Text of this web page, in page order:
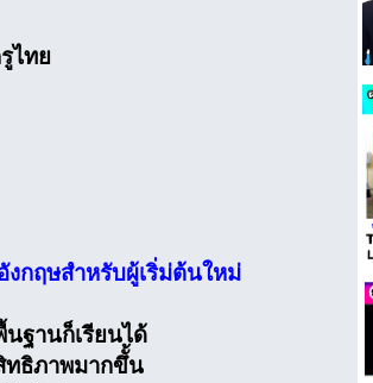
ไทย
กฤษสำหรับผู้เริ่ม่ต้นใหม่
ฐานก็เรียนได้
ทธิภาพมากขึั้น